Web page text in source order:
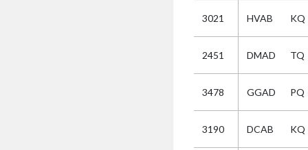
3021 HVAB KQ
2451 DMAD TQ
3478 GGAD PQ
3190 DCAB KQ